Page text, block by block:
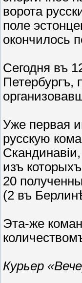
ворота
поле
окончилось
Сегодня въ
Петербургъ,
Уже первая
русскую
изъ
20
(2 въ
Эта-же
Курьер